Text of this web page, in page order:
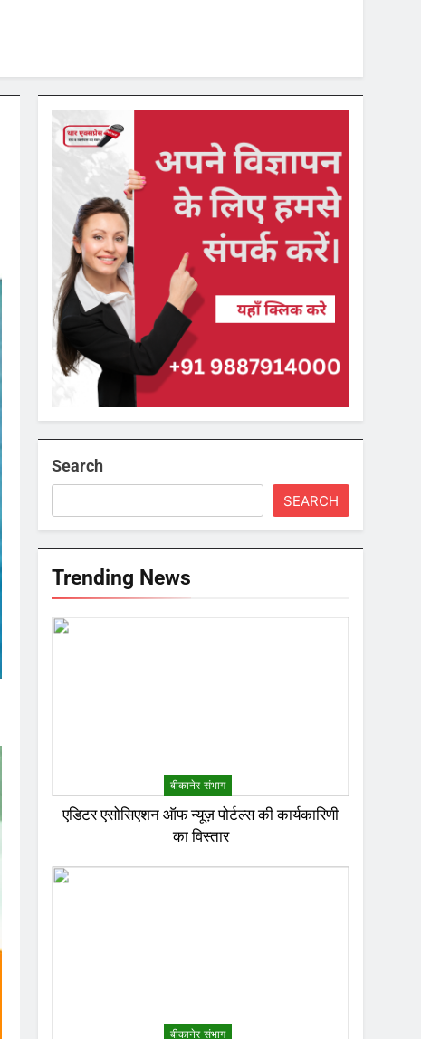
Search
SEARCH
Trending News
बीकानेर संभाग
एडिटर एसोसिएशन ऑफ न्यूज़ पोर्टल्स की कार्यकारिणी
का विस्तार
बीकानेर संभाग